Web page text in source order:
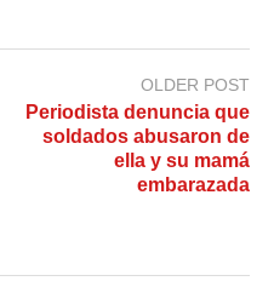
OLDER POST
Periodista denuncia que
soldados abusaron de
ella y su mamá
embarazada